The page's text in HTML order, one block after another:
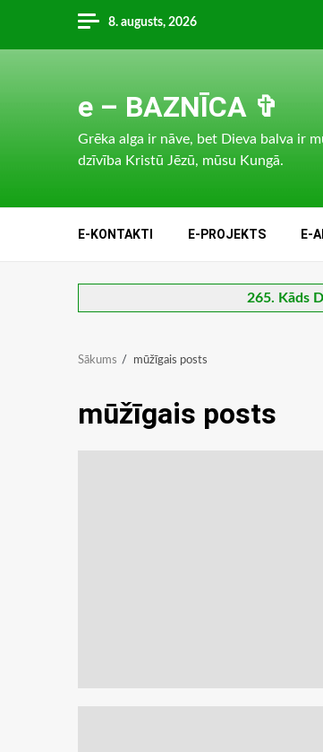
content
8. augusts, 2026
e – BAZNĪCA ✞
Grēka alga ir nāve, bet Dieva balva ir
dzīvība Kristū Jēzū, mūsu Kungā.
E-KONTAKTI E-PROJEKTS E-
265. Kāds
Sākums mūžīgais posts
mūžīgais posts